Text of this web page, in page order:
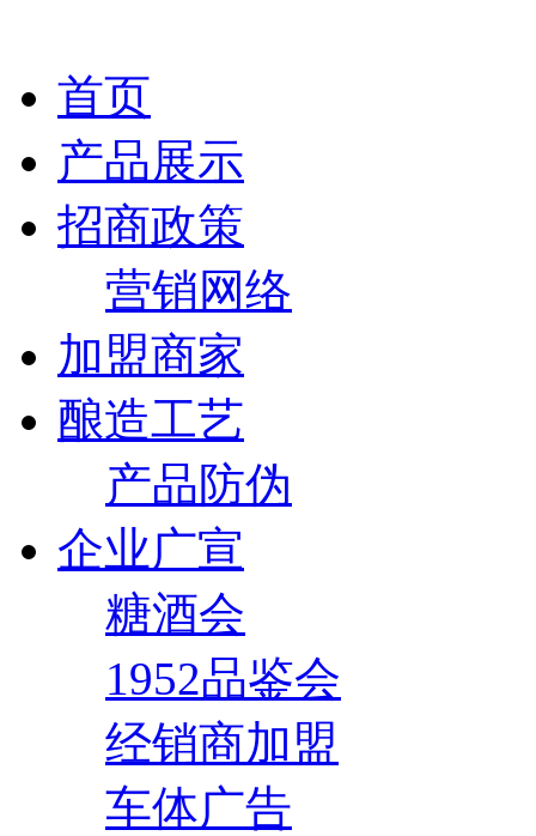
首页
产品展示
招商政策
营销网络
加盟商家
酿造工艺
产品防伪
企业广宣
糖酒会
1952品鉴会
经销商加盟
车体广告